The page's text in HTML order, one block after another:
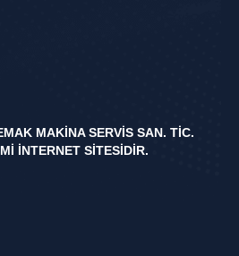
MAKİNA SERVİS SAN. TİC.
İNTERNET SİTESİDİR.